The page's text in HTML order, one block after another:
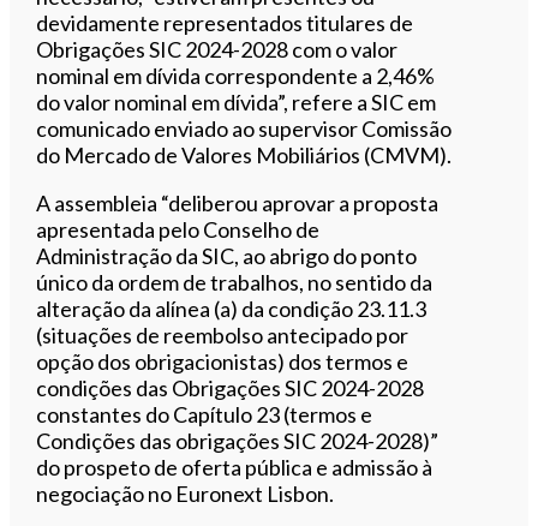
devidamente representados titulares de
Obrigações SIC 2024-2028 com o valor
nominal em dívida correspondente a 2,46%
do valor nominal em dívida”, refere a SIC em
comunicado enviado ao supervisor Comissão
do Mercado de Valores Mobiliários (CMVM).
A assembleia “deliberou aprovar a proposta
apresentada pelo Conselho de
Administração da SIC, ao abrigo do ponto
único da ordem de trabalhos, no sentido da
alteração da alínea (a) da condição 23.11.3
(situações de reembolso antecipado por
opção dos obrigacionistas) dos termos e
condições das Obrigações SIC 2024-2028
constantes do Capítulo 23 (termos e
Condições das obrigações SIC 2024-2028)”
do prospeto de oferta pública e admissão à
negociação no Euronext Lisbon.